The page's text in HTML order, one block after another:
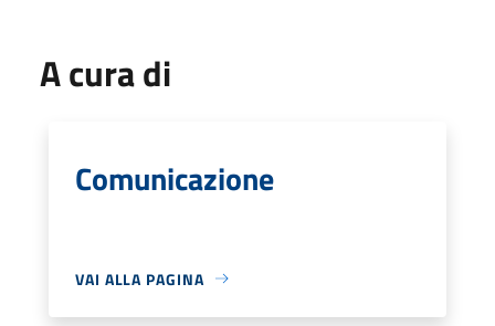
A cura di
Comunicazione
VAI ALLA PAGINA